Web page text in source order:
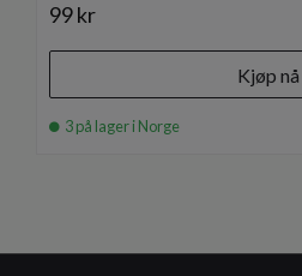
99 kr
Kjøp nå
3 på lager i Norge